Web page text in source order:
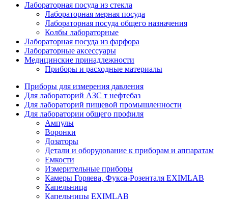
Лабораторная посуда из стекла
Лабораторная мерная посуда
Лабораторная посуда общего назначения
Колбы лабораторные
Лабораторная посуда из фарфора
Лабораторные аксессуары
Медицинские принадлежности
Приборы и расходные материалы
Приборы для измерения давления
Для лабораторий АЗС т нефтебаз
Для лабораторий пищевой промышленности
Для лаборатории общего профиля
Ампулы
Воронки
Дозаторы
Детали и оборудование к приборам и аппаратам
Емкости
Измерительные приборы
Камеры Горяева, Фукса-Розенталя EXIMLAB
Капельница
Капельницы EXIMLAB